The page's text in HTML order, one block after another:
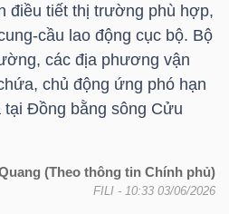
điều tiết thị trường phù hợp,
cầu lao động cục bộ. Bộ
các địa phương vận
chủ động ứng phó hạn
Đồng bằng sông Cửu
(Theo thông tin Chính phủ)
FILI - 10:33 03/06/2026